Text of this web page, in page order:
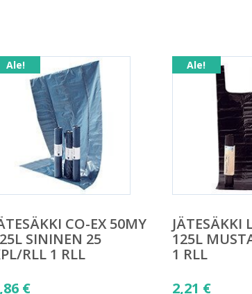
Ale!
CO-EX 50MY
SININEN 25
RLL 1 RLL
€
Ale!
JÄTESÄKKI
125L
1 RLL
2,21 €